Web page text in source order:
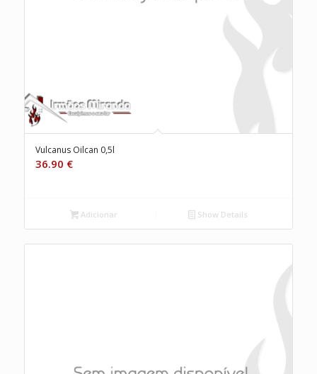
Vulcanus Oilcan 0,5l
36.90 €
Adicionar Show Details